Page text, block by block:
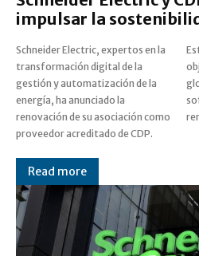
impulsar la
Schneider Electric, expertos en la
transformación digital de la
gestión y automatización de la
energía, ha anunciado la
renovación de su asociación como
proveedor acreditado de CDP.
Esta colaboración tiene como
objetivo ofrecer servicios
globales de consultoría y
software de sostenibilidad. La
Read more